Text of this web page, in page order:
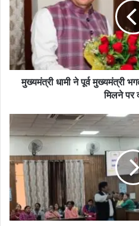
मुख्यमंत्री धामी ने पूर्व मुख्यमंत्री
मिलने पर